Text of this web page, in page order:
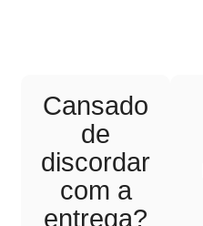
Cansado
de
discordar
com a
entrega?